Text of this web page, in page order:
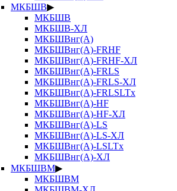
МКБШВ▶
МКБШВ
МКБШВ-ХЛ
МКБШВнг(А)
МКБШВнг(А)-FRHF
МКБШВнг(А)-FRHF-ХЛ
МКБШВнг(А)-FRLS
МКБШВнг(А)-FRLS-ХЛ
МКБШВнг(А)-FRLSLTx
МКБШВнг(А)-HF
МКБШВнг(А)-HF-ХЛ
МКБШВнг(А)-LS
МКБШВнг(А)-LS-ХЛ
МКБШВнг(А)-LSLTx
МКБШВнг(А)-ХЛ
МКБШВМ▶
МКБШВМ